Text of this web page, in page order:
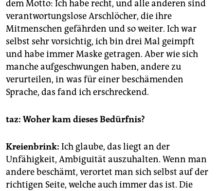
dem Motto: Ich habe recht, und alle anderen sind
verantwortungslose Arschlöcher, die ihre
Mitmenschen gefährden und so weiter. Ich war
selbst sehr vorsichtig, ich bin drei Mal geimpft
und habe immer Maske getragen. Aber wie sich
manche aufgeschwungen haben, andere zu
verurteilen, in was für einer beschämenden
Sprache, das fand ich erschreckend.
taz: Woher kam dieses Bedürfnis?
Kreienbrink: Ich glaube, das liegt an der
Unfähigkeit, Ambiguität auszuhalten. Wenn man
andere beschämt, verortet man sich selbst auf der
richtigen Seite, welche auch immer das ist. Die